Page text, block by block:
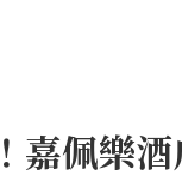
嘉佩樂